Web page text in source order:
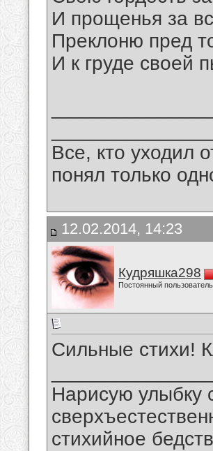
И прощенья за
Преклоню пред
И к груде своей
Все, кто уходил
понял только
12.02.2014, 14:23
Кудряшка298
Постоянный пользователь
Сильные стихи!
Нарисую улыбку
стихийное